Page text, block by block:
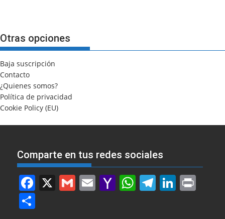
Otras opciones
Baja suscripción
Contacto
¿Quienes somos?
Política de privacidad
Cookie Policy (EU)
Comparte en tus redes sociales
F X G E Y W T Li